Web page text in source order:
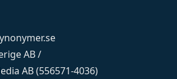
AB /
AB (556571-4036)